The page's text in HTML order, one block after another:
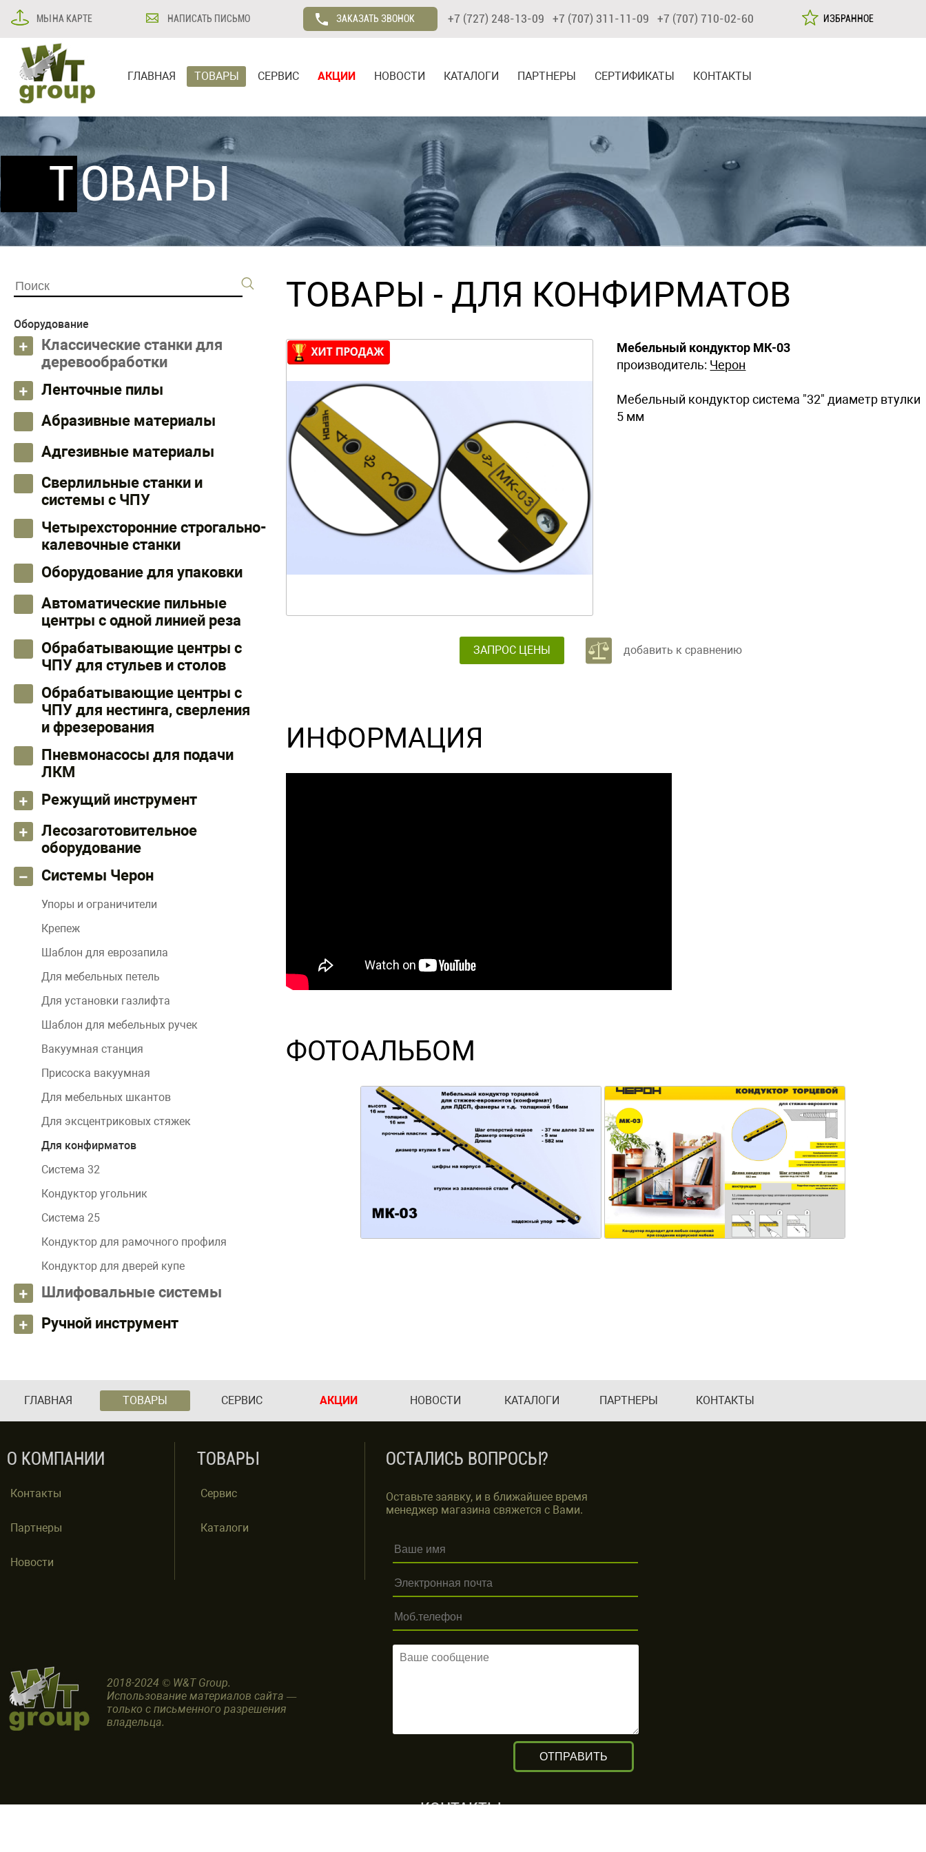
МЫ НА КАРТЕ НАПИСАТЬ ПИСЬМО ЗАКАЗАТЬ ЗВОНОК +7 (727) 248-13-09 +7 (707) 311-11-09 +7 (707) 710-02-60 ИЗБРАННОЕ
ГЛАВНАЯ ТОВАРЫ СЕРВИС АКЦИИ НОВОСТИ КАТАЛОГИ ПАРТНЕРЫ СЕРТИФИКАТЫ КОНТАКТЫ
ТОВАРЫ
Оборудование
Классические станки для
деревообработки
Ленточные пилы
Абразивные материалы
Адгезивные материалы
Сверлильные станки и
системы с ЧПУ
Четырехсторонние строгально-
калевочные станки
Оборудование для упаковки
Автоматические пильные
центры с одной линией реза
Обрабатывающие центры с
ЧПУ для стульев и столов
Обрабатывающие центры с
ЧПУ для нестинга, сверления
и фрезерования
Пневмонасосы для подачи
ЛКМ
Режущий инструмент
Лесозаготовительное
оборудование
Системы Черон
Упоры и ограничители
Крепеж
Шаблон для еврозапила
Для мебельных петель
Для установки газлифта
Шаблон для мебельных ручек
Вакуумная станция
Присоска вакуумная
Для мебельных шкантов
Для эксцентриковых стяжек
Для конфирматов
Система 32
Кондуктор угольник
Система 25
Кондуктор для рамочного профиля
Кондуктор для дверей купе
Шлифовальные системы
Ручной инструмент
ТОВАРЫ - ДЛЯ КОНФИРМАТОВ
Мебельный кондуктор МК-03
производитель: Черон
Мебельный кондуктор система "32" диаметр втулки
5 мм
добавить к сравнению
ЗАПРОС ЦЕНЫ
ИНФОРМАЦИЯ
ФОТОАЛЬБОМ
ГЛАВНАЯ ТОВАРЫ СЕРВИС АКЦИИ НОВОСТИ КАТАЛОГИ ПАРТНЕРЫ КОНТАКТЫ
О КОМПАНИИ
Контакты
Партнеры
Новости
ТОВАРЫ
Сервис
Каталоги
2018-2024 © W&T Group.
Использование материалов сайта —
только с письменного разрешения
владельца.
ОСТАЛИСЬ ВОПРОСЫ?
Оставьте заявку, и в ближайшее время
менеджер магазина свяжется с Вами.
КОНТАКТЫ